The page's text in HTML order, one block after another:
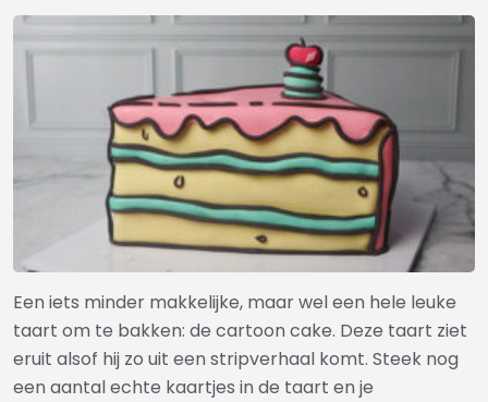
Een iets minder makkelijke, maar wel een hele leuke
taart om te bakken: de cartoon cake. Deze taart ziet
eruit alsof hij zo uit een stripverhaal komt. Steek nog
een aantal echte kaartjes in de taart en je